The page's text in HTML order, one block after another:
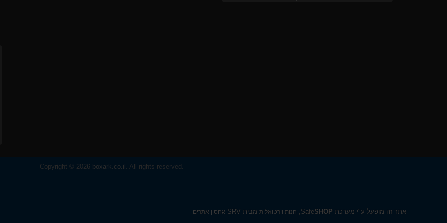
Copyright © 2026 boxark.co.il . All rights reserved.
אתר זה מופעל ע"י מערכת Safe SHOP חנות וירטואלית מבית SRV אחסון אתרים